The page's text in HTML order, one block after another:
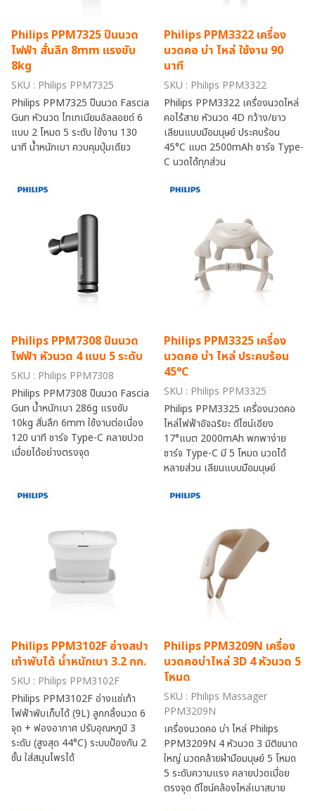
Philips PPM7325 ปืนนวด
ไฟฟ้า สั่นลึก 8mm แรงขับ
8kg
SKU : Philips PPM7325
Philips PPM7325 ปืนนวด Fascia
Gun หัวนวด ไทเทเนียมอัลลอยด์ 6
แบบ 2 โหมด 5 ระดับ ใช้งาน 130
นาที น้ำหนักเบา ควบคุมปุ่มเดียว
Philips PPM3322 เครื่อง
นวดคอ บ่า ไหล่ ใช้งาน 90
นาที
SKU : Philips PPM3322
Philips PPM3322 เครื่องนวดไหล่
คอไร้สาย หัวนวด 4D กว้าง/ยาว
เลียนแบบมือมนุษย์ ประคบร้อน
45°C แบต 2500mAh ชาร์จ Type-
C นวดได้ทุกส่วน
Philips PPM7308 ปืนนวด
ไฟฟ้า หัวนวด 4 แบบ 5 ระดับ
SKU : Philips PPM7308
Philips PPM7308 ปืนนวด Fascia
Gun น้ำหนักเบา 286g แรงขับ
10kg สั่นลึก 6mm ใช้งานต่อเนื่อง
120 นาที ชาร์จ Type-C คลายปวด
เมื่อยได้อย่างตรงจุด
Philips PPM3325 เครื่อง
นวดคอ บ่า ไหล่ ประคบร้อน
45°C
SKU : Philips PPM3325
Philips PPM3325 เครื่องนวดคอ
ไหล่ไฟฟ้าอัจฉริยะ ดีไซน์เอียง
17°แบต 2000mAh พกพาง่าย
ชาร์จ Type-C มี 5 โหมด นวดได้
หลายส่วน เลียนแบบมือมนุษย์
Philips PPM3102F อ่างสปา
เท้าพับได้ น้ำหนักเบา 3.2 กก.
SKU : Philips PPM3102F
Philips PPM3102F อ่างแช่เท้า
ไฟฟ้าพับเก็บได้ (9L) ลูกกลิ้งนวด 6
จุด + ฟองอากาศ ปรับอุณหภูมิ 3
ระดับ (สูงสุด 44°C) ระบบป้องกัน 2
ชั้น ใส่สมุนไพรได้
Philips PPM3209N เครื่อง
นวดคอบ่าไหล่ 3D 4 หัวนวด 5
โหมด
SKU : Philips Massager
PPM3209N
เครื่องนวดคอ บ่า ไหล่ Philips
PPM3209N 4 หัวนวด 3 มิติขนาด
ใหญ่ นวดคล้ายฝ่ามือมนุษย์ 5 โหมด
5 ระดับความแรง คลายปวดเมื่อย
ตรงจุด ดีไซน์คล้องไหล่เบาสบาย